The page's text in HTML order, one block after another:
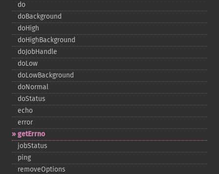
do
doBackground
doHigh
doHighBackground
doJobHandle
doLow
doLowBackground
doNormal
doStatus
echo
error
getErrno
jobStatus
ping
removeOptions